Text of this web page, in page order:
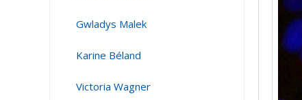
Gwladys Malek
Karine Béland
Victoria Wagner